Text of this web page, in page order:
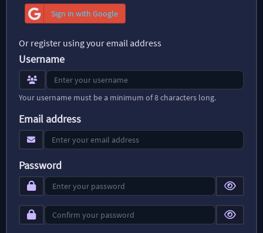
Sign in with Google
Or register using your email address
Username
Your username must be a minimum of 8 characters long.
Email address
Password